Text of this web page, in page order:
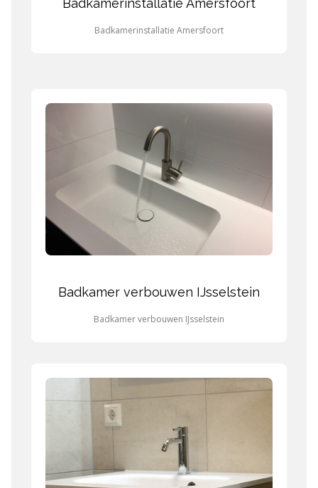
Badkamerinstallatie Amersfoort
Badkamerinstallatie Amersfoort
Badkamer verbouwen IJsselstein
Badkamer verbouwen IJsselstein